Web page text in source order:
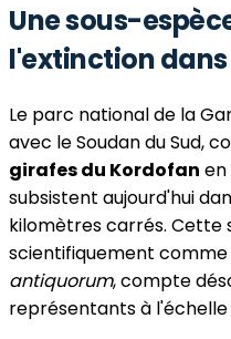
Une sous-
l'extinction
Le parc national de la
avec le Soudan du Sud,
girafes du Kordofan en
subsistent aujourd'hui
kilomètres carrés. Cette
scientifiquement comme
antiquorum, compte
représentants à l'échelle